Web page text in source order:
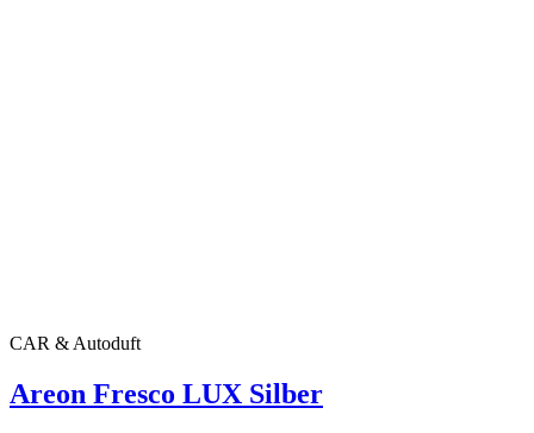
CAR & Autoduft
Areon Fresco LUX Silber